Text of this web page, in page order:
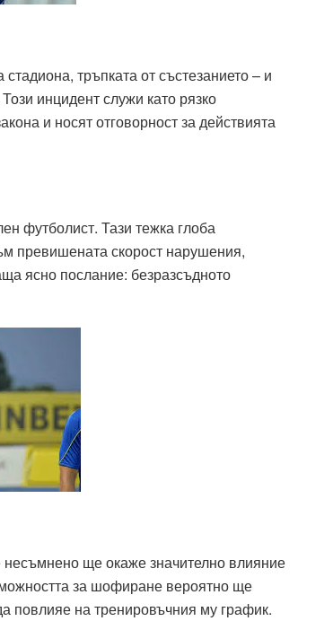
тръпката от състезанието – и
инцидент служи като рязко
и носят отговорност за действията
футболист. Тази тежка глоба
превишената скорост нарушения,
ясно послание: безразсъдното
ще окаже значително влияние
за шофиране вероятно ще
повлияе на тренировъчния му график.